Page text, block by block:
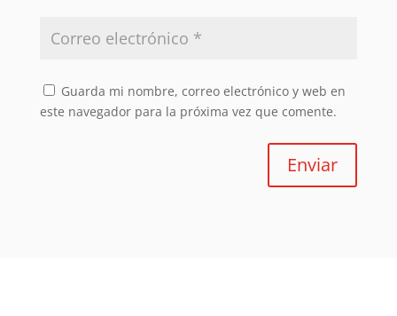
Guarda mi nombre, correo electrónico y web en
este navegador para la próxima vez que comente.
Enviar